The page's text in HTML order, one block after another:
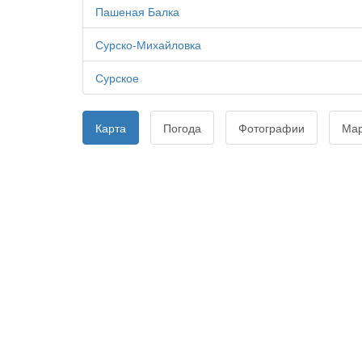
Пашеная Балка
Сурско-Михайловка
Сурское
Карта Погода Фотографии